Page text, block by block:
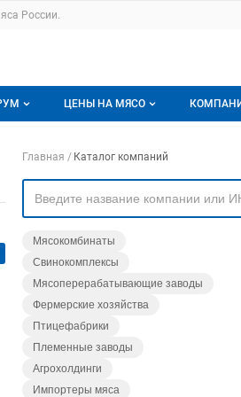
по сайту meatinfo.ru
России.
пользователя
сайта meatinfo.ru
моим участием
ЦЕНЫ НА МЯСО
Актуальные мониторинги
Цены на мясо
Обзор рынка
Отзывы
Моя
Навигация по
Главная Каталог компаний
Мясокомбинаты
Свинокомплексы
Мясоперерабатывающие заводы
Фермерские хозяйства
Птицефабрики
Племенные заводы
Агрохолдинги
Импортеры мяса